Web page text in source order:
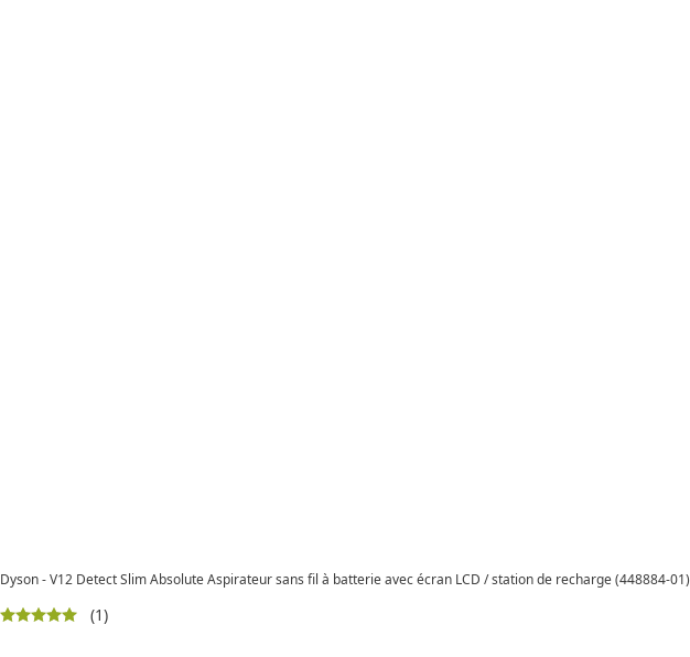
Dyson - V12 Detect Slim Absolute Aspirateur sans fil à batterie avec écran LCD / station de recharge (448884-01)
(1)